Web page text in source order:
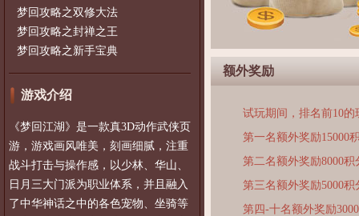
梦回攻略之双修大法
梦回攻略之封禅之王
梦回攻略之新手宝典
游戏介绍
《梦回江湖》是一款真3D动作武侠页
游，游戏画风唯美，刻画细腻，注重
战斗打击与操作感，以少林、华山、
日月三大门派为职业体系，并且融入
了中华神话之中的各色宠物、坐骑等
额外奖励
试玩期间，排名前10
第一名额外奖励15000
第二名额外奖励8000积
第三名额外奖励5000积
第四-十名额外奖励